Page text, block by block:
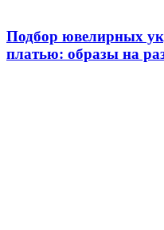
Подбор ювелирных
платью: образы на